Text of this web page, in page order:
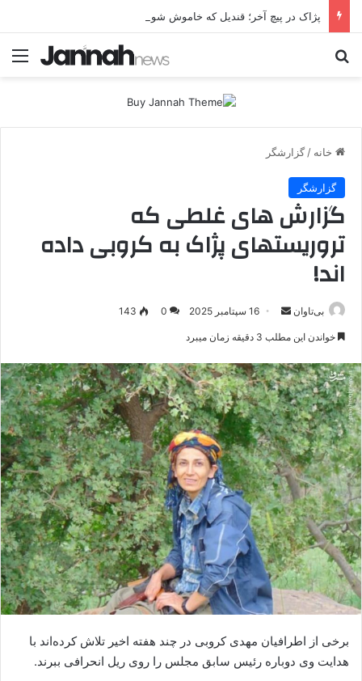
خانه / گزارشگر
گزارشگر
گزارش های غلطی که
تروریستهای پژاک به کروبی داده
اند!
بی‌تاوان
ر
ا
ل
ا
ی
م
ی
ل
16 سپتامبر 2025 0
143
خواندن این مطلب 3 دقیقه زمان میبرد
برخی از اطرافیان مهدی کروبی در چند هفته اخیر تلاش کرده‌اند با
هدایت وی دوباره رئیس سابق مجلس را روی ریل انحرافی ببرند.